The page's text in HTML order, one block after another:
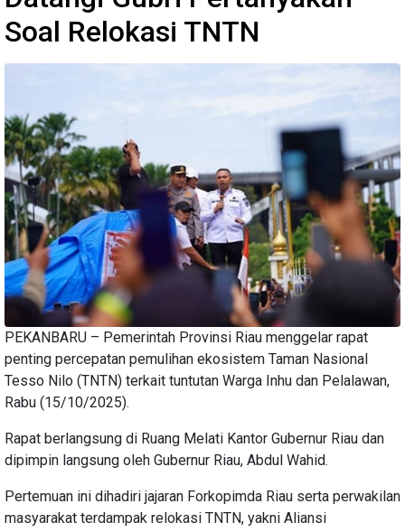
Soal Relokasi TNTN
PEKANBARU – Pemerintah Provinsi Riau menggelar rapat
penting percepatan pemulihan ekosistem Taman Nasional
Tesso Nilo (TNTN) terkait tuntutan Warga Inhu dan Pelalawan,
Rabu (15/10/2025).
Rapat berlangsung di Ruang Melati Kantor Gubernur Riau dan
dipimpin langsung oleh Gubernur Riau, Abdul Wahid.
Pertemuan ini dihadiri jajaran Forkopimda Riau serta perwakilan
masyarakat terdampak relokasi TNTN, yakni Aliansi